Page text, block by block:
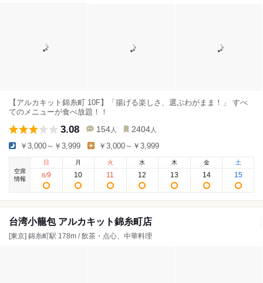
【アルカキット錦糸町 10F】「揚げる楽しさ、選ぶわがまま！」 すべ
てのメニューが食べ放題！！
3.08 154 人 2404 人
￥3,000～￥3,999 ￥3,000～￥3,999
空席
情報
日
8/9
月
10
火
11
水
12
木
13
金
14
土
15
台湾小籠包 アルカキット錦糸町店
[東京] 錦糸町駅 178m / 飲茶・点心、中華料理